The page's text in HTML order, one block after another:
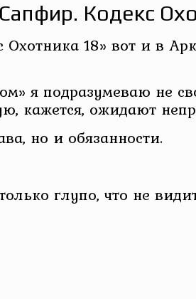
Кодекс
18» вот и в
я подразумеваю не
кажется, ожидают
но и обязанности.
глупо, что не